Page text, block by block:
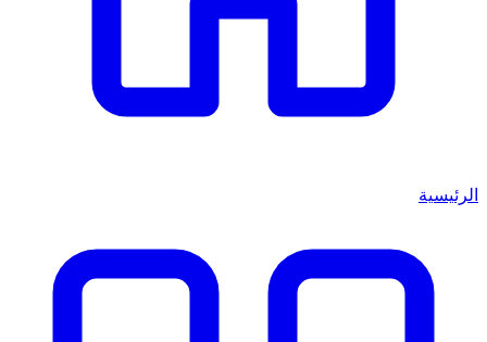
الرئيسية